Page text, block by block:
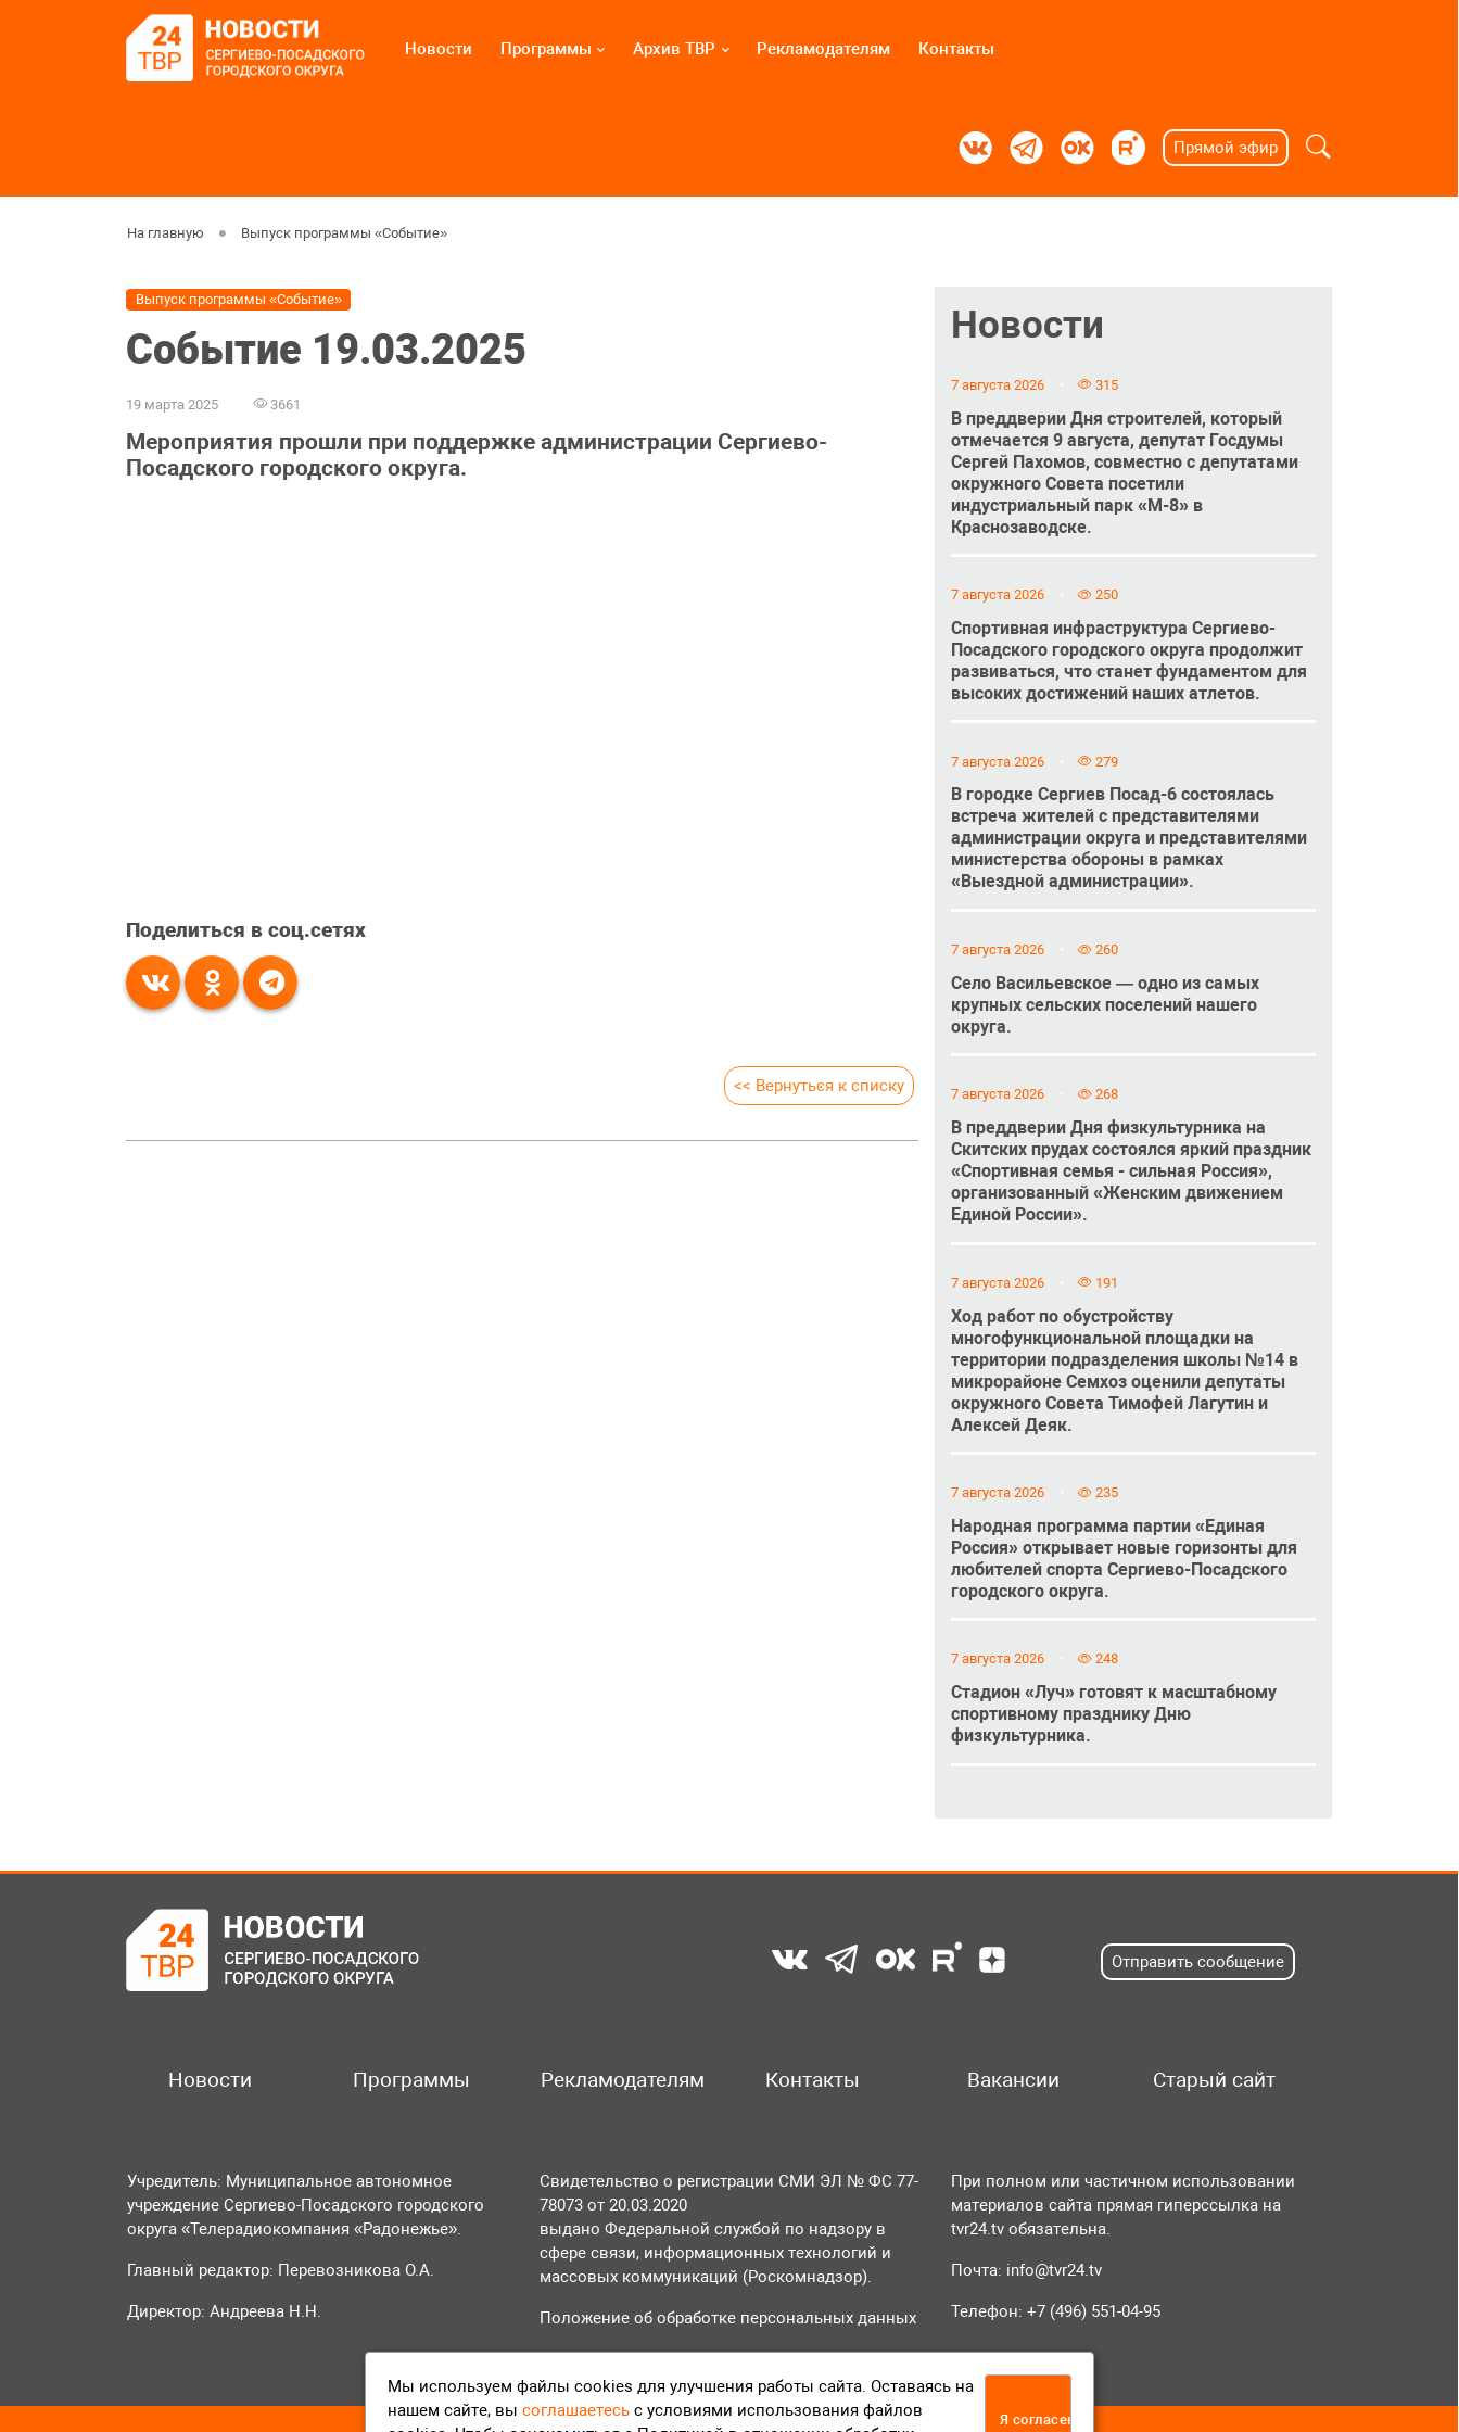
Новости Программы Архив ТВР Рекламодателям Контакты
Прямой эфир
На главную Выпуск программы «Событие»
Выпуск программы «Событие»
Событие 19.03.2025
19 марта 2025 3661
Мероприятия прошли при поддержке администрации Сергиево-
Посадского городского округа.
Поделиться в соц.сетях
<< Вернуться к списку
Новости
7 августа 2026 315
В преддверии Дня строителей, который
отмечается 9 августа, депутат Госдумы
Сергей Пахомов, совместно с депутатами
окружного Совета посетили
индустриальный парк «М-8» в
Краснозаводске.
7 августа 2026 250
Спортивная инфраструктура Сергиево-
Посадского городского округа продолжит
развиваться, что станет фундаментом для
высоких достижений наших атлетов.
7 августа 2026 279
В городке Сергиев Посад-6 состоялась
встреча жителей с представителями
администрации округа и представителями
министерства обороны в рамках
«Выездной администрации».
7 августа 2026 260
Село Васильевское — одно из самых
крупных сельских поселений нашего
округа.
7 августа 2026 268
В преддверии Дня физкультурника на
Скитских прудах состоялся яркий праздник
«Спортивная семья - сильная Россия»,
организованный «Женским движением
Единой России».
7 августа 2026 191
Ход работ по обустройству
многофункциональной площадки на
территории подразделения школы №14 в
микрорайоне Семхоз оценили депутаты
окружного Совета Тимофей Лагутин и
Алексей Деяк.
7 августа 2026 235
Народная программа партии «Единая
Россия» открывает новые горизонты для
любителей спорта Сергиево-Посадского
городского округа.
7 августа 2026 248
Стадион «Луч» готовят к масштабному
спортивному празднику Дню
физкультурника.
Отправить сообщение
Новости Программы Рекламодателям Контакты Вакансии Старый сайт
Учредитель: Муниципальное автономное
учреждение Сергиево-Посадского городского
округа «Телерадиокомпания «Радонежье».
Главный редактор: Перевозникова О.А.
Директор: Андреева Н.Н.
Свидетельство о регистрации СМИ ЭЛ № ФС 77-
78073 от 20.03.2020
выдано Федеральной службой по надзору в
сфере связи, информационных технологий и
массовых коммуникаций (Роскомнадзор).
Положение об обработке персональных данных
Согласие на обработку персональных данных
При полном или частичном использовании
материалов сайта прямая гиперссылка на
tvr24.tv обязательна.
Почта: info@tvr24.tv
Телефон: +7 (496) 551-04-95
Мы используем файлы cookies для улучшения работы сайта. Оставаясь на
нашем сайте, вы соглашаетесь с условиями использования файлов
Я согласен